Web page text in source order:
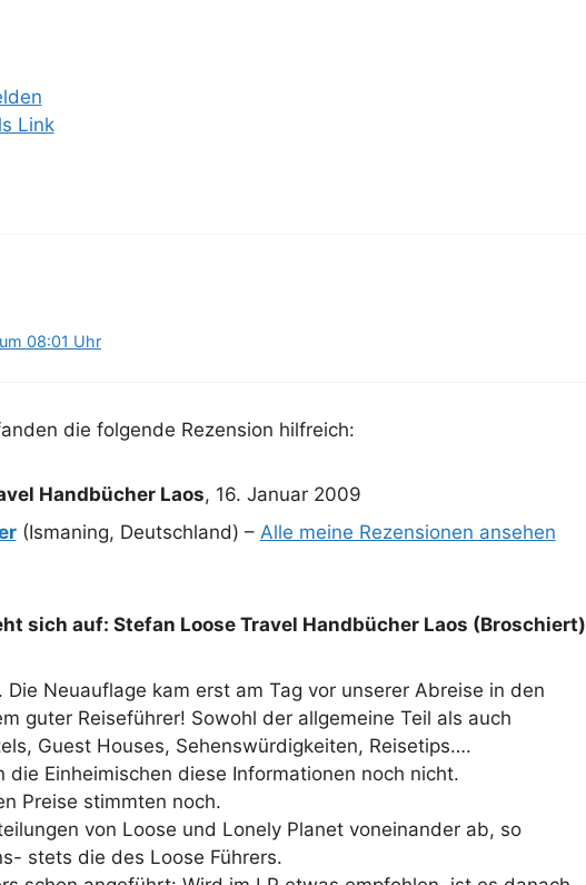
Link
08:01 Uhr
die folgende Rezension hilfreich:
Handbücher Laos, 16. Januar 2009
(Ismaning, Deutschland) – Alle meine Rezensionen ansehen
sich auf: Stefan Loose Travel Handbücher Laos (Broschiert)
Die Neuauflage kam erst am Tag vor unserer Abreise in den
guter Reiseführer! Sowohl der allgemeine Teil als auch
Guest Houses, Sehenswürdigkeiten, Reisetips….
die Einheimischen diese Informationen noch nicht.
Preise stimmten noch.
von Loose und Lonely Planet voneinander ab, so
stets die des Loose Führers.